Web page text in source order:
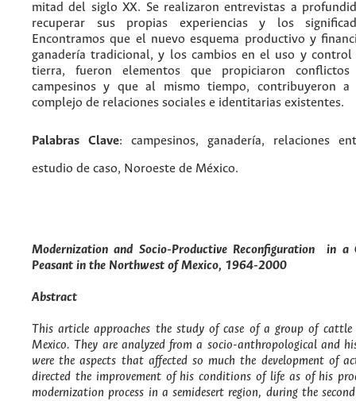
mitad del siglo XX. Se realizaron entrevistas a
recuperar sus propias experiencias y los
Encontramos que el nuevo esquema productivo y
ganadería tradicional, y los cambios en el uso y control
tierra, fueron elementos que propiciaron
campesinos y que al mismo tiempo, contribuyeron
complejo de relaciones sociales e identitarias existentes.
Palabras Clave: campesinos, ganadería, relaciones
estudio de caso, Noroeste de México.
Modernization and Socio-Productive Reconfiguration in a
Peasant in the Northwest of Mexico, 1964-2000
Abstract
This article approaches the study of case of a group of
Mexico. They are analyzed from a socio-anthropological and
were the aspects that affected so much the development of
directed the improvement of his conditions of life as of his
modernization process in a semidesert region, during the